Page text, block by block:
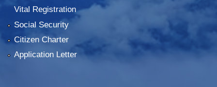
Vital Registration
Social Security
Citizen Charter
Application Letter